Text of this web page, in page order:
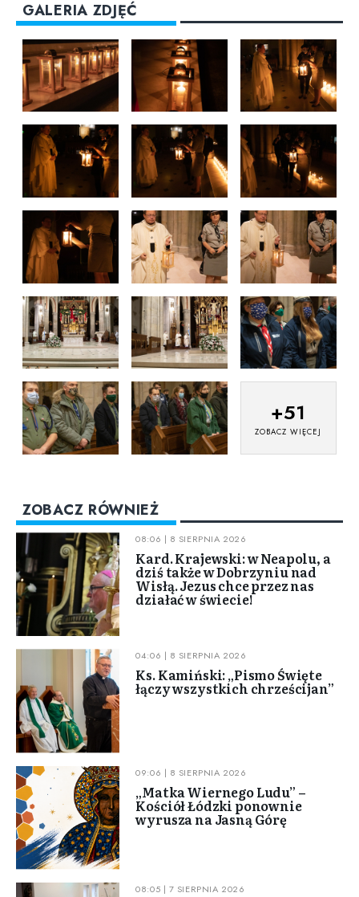
GALERIA ZDJĘĆ
+51
ZOBACZ WIĘCEJ
ZOBACZ RÓWNIEŻ
08:06 | 8 SIERPNIA 2026
Kard. Krajewski: w Neapolu, a
dziś także w Dobrzyniu nad
Wisłą. Jezus chce przez nas
działać w świecie!
04:06 | 8 SIERPNIA 2026
Ks. Kamiński: „Pismo Święte
łączy wszystkich chrześcijan”
09:06 | 8 SIERPNIA 2026
„Matka Wiernego Ludu” –
Kościół Łódzki ponownie
wyrusza na Jasną Górę
08:05 | 7 SIERPNIA 2026